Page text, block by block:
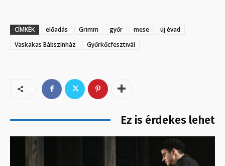
CÍMKÉK előadás Grimm győr mese
új évad
Vaskakas Bábszínház
Győrkőcfesztivál
Ez is érdekes lehet